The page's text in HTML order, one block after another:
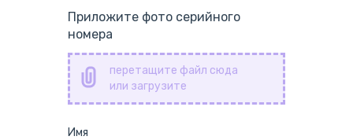
Приложите фото серийного
номера
перетащите файл сюда
или загрузите
Имя